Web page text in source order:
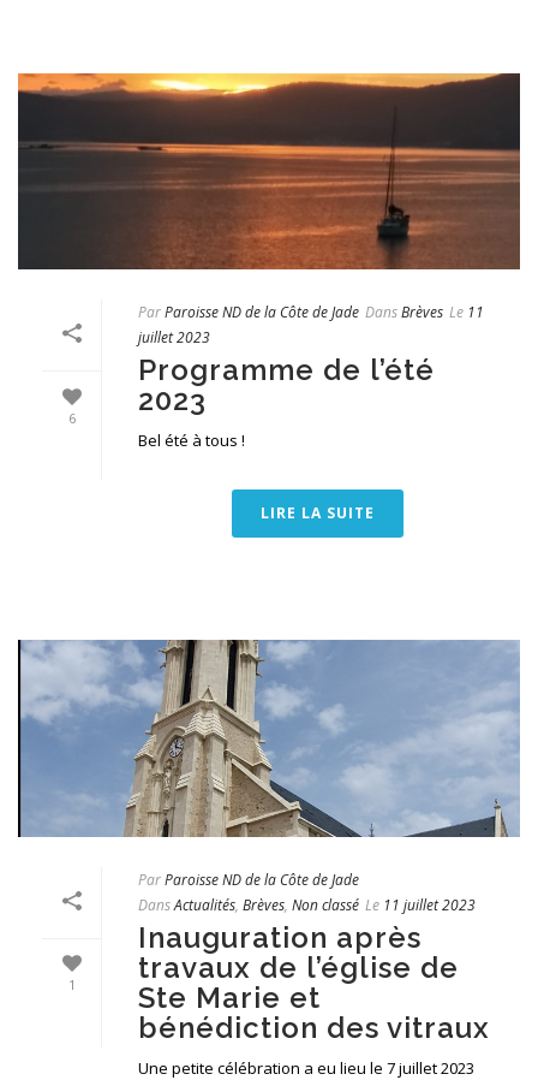
6
ParParoisse ND de la Côte de Jade DansBrèves Le 11
juillet 2023
Programme de l’été
2023
Bel été à tous !
LIRE LA SUITE
1
ParParoisse ND de la Côte de Jade
DansActualités, Brèves, Non classé Le 11 juillet 2023
Inauguration après
travaux de l’église de
Ste Marie et
bénédiction des vitraux
Une petite célébration a eu lieu le 7 juillet 2023